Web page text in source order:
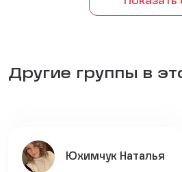
Другие группы в
Юхимчук Наталья